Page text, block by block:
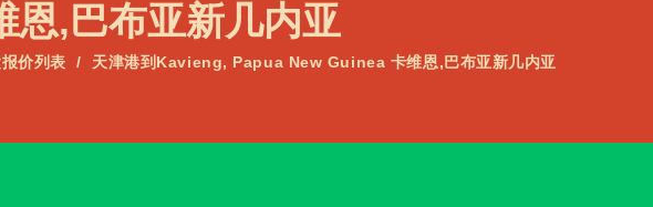
,巴布亚新几内亚
价列表 天津港到Kavieng, Papua New Guinea 卡维恩,巴布亚新几内亚